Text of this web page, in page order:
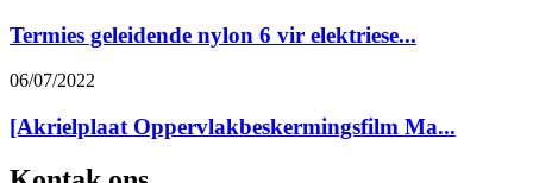
Termies geleidende nylon 6 vir elektriese...
06/07/2022
[Akrielplaat Oppervlakbeskermingsfilm Ma...